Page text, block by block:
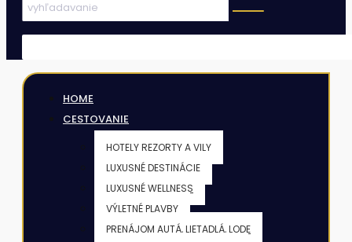
HOME
CESTOVANIE
HOTELY REZORTY A VILY
LUXUSNÉ DESTINÁCIE
LUXUSNÉ WELLNESS
VÝLETNÉ PLAVBY
PRENÁJOM AUTÁ, LIETADLÁ, LODE